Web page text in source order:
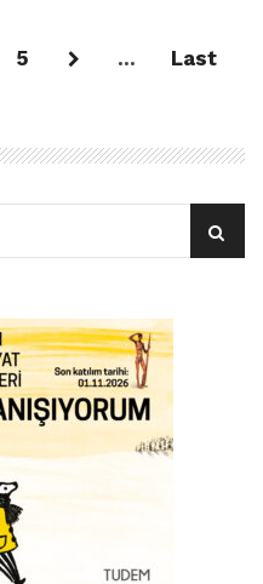
5 ... Last